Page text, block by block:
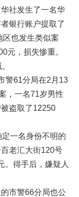
社发生了一名华
银行账户提取了
区也发生类似案
元，损失惨重。
警61分局在2月13
，一名71岁男性
盗取了12250
一名身份不明的
老汇大街120号
。得手后，嫌疑人
市警66分局也公